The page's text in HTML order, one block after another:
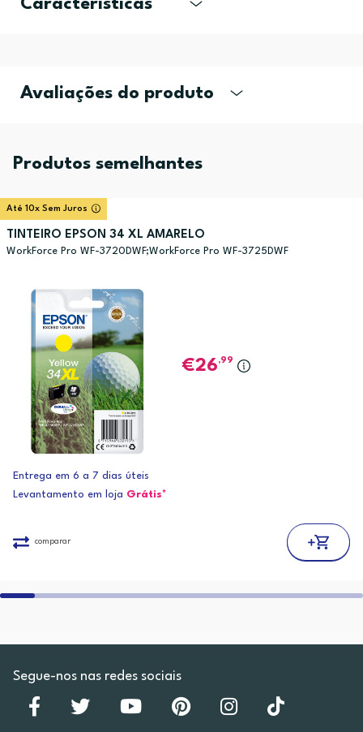
Características
Avaliações do produto
Produtos semelhantes
Até 10x Sem Juros
TINTEIRO EPSON 34 XL AMARELO
WorkForce Pro WF-3720DWF;WorkForce Pro WF-3725DWF
26,99
Entrega em 6 a 7 dias úteis
Levantamento em loja Grátis*
comparar
Segue-nos nas redes sociais